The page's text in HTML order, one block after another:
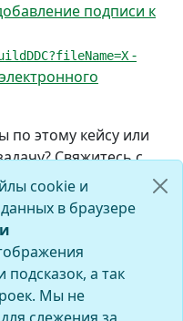
подписи к
-
по этому кейсу или
Свяжитесь с
здесь
cookie и
в браузере
а так
Мы не